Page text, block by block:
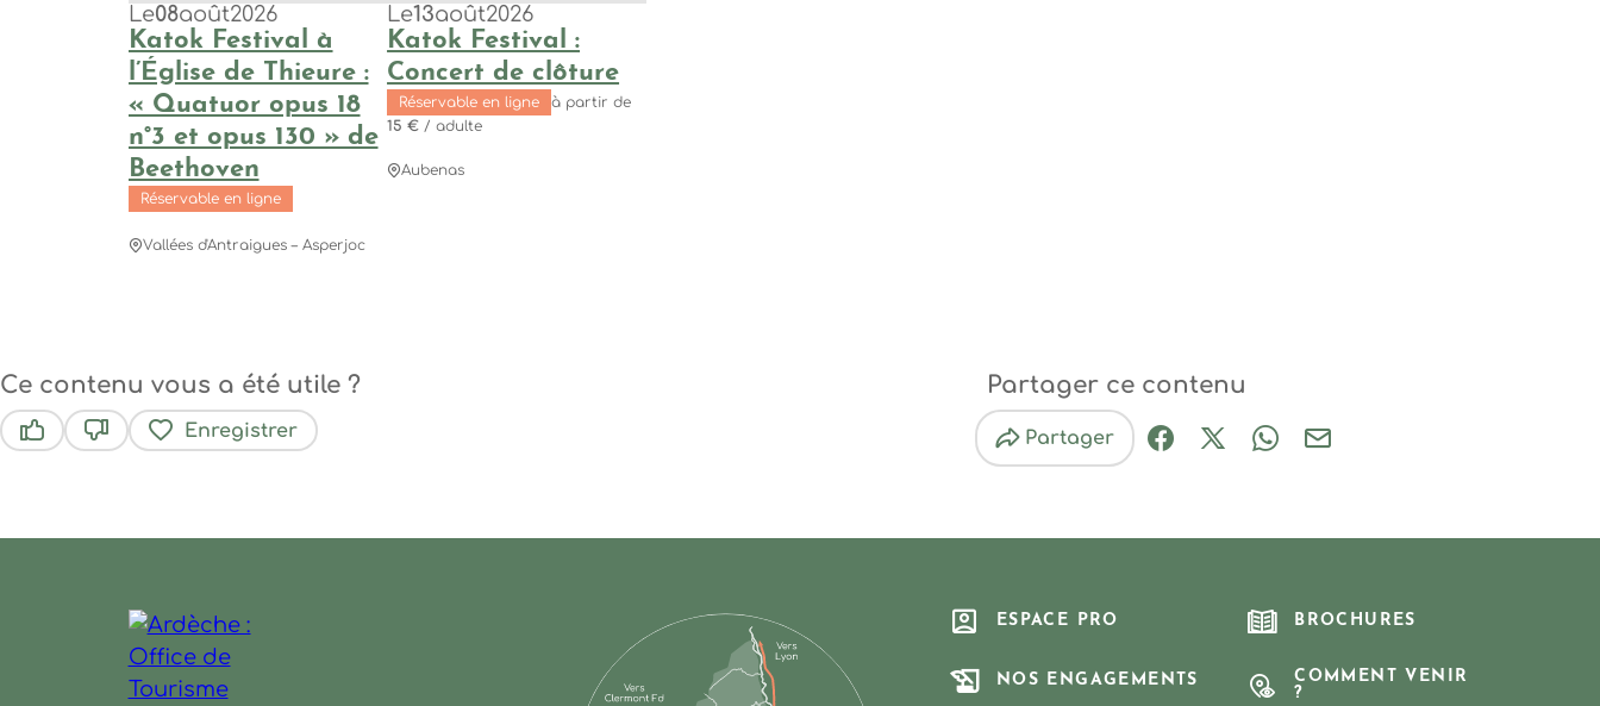
Katok Festival à
l’Église de Thieure :
« Quatuor opus 18
n°3 et opus 130 » de
Beethoven
Réservable en ligne
Le08août2026
Vallées d'Antraigues – Asperjoc
Katok Festival :
Concert de clôture
Réservable en ligne
à partir de
15 € / adulte
Le13août2026
Aubenas
Ce contenu vous a été utile ?
Enregistrer
Partager ce contenu
Partager
Partager sur Facebook (nouvelle
Partager sur X / Twitter (nouvelle
Partager sur WhatsApp
Partager par mail
ESPACE PRO BROCHURES
NOS ENGAGEMENTS
COMMENT VENIR
?